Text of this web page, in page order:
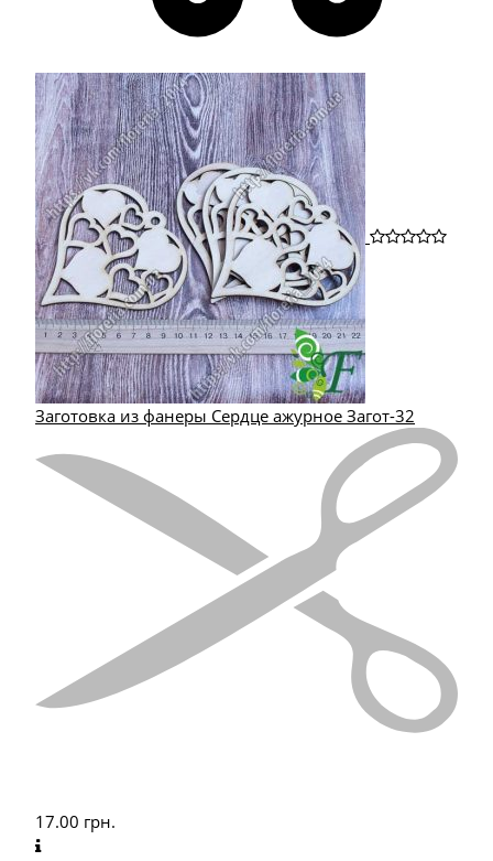
Заготовка из фанеры Сердце ажурное Загот-32
17.00 грн.